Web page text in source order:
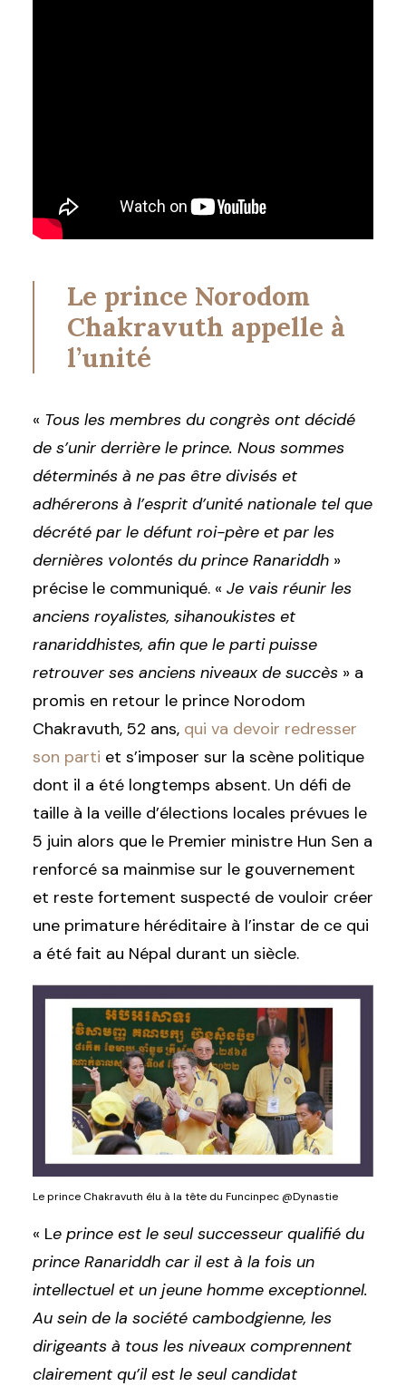
Le prince Norodom
Chakravuth appelle à
l’unité
« Tous les membres du congrès ont décidé
de s’unir derrière le prince. Nous sommes
déterminés à ne pas être divisés et
adhérerons à l’esprit d’unité nationale tel que
décrété par le défunt roi-père et par les
dernières volontés du prince Ranariddh »
précise le communiqué. « Je vais réunir les
anciens royalistes, sihanoukistes et
ranariddhistes, afin que le parti puisse
retrouver ses anciens niveaux de succès » a
promis en retour le prince Norodom
Chakravuth, 52 ans, qui va devoir redresser
son parti et s’imposer sur la scène politique
dont il a été longtemps absent. Un défi de
taille à la veille d’élections locales prévues le
5 juin alors que le Premier ministre Hun Sen a
renforcé sa mainmise sur le gouvernement
et reste fortement suspecté de vouloir créer
une primature héréditaire à l’instar de ce qui
a été fait au Népal durant un siècle.
Le prince Chakravuth élu à la tête du Funcinpec @Dynastie
« Le prince est le seul successeur qualifié du
prince Ranariddh car il est à la fois un
intellectuel et un jeune homme exceptionnel.
Au sein de la société cambodgienne, les
dirigeants à tous les niveaux comprennent
clairement qu’il est le seul candidat